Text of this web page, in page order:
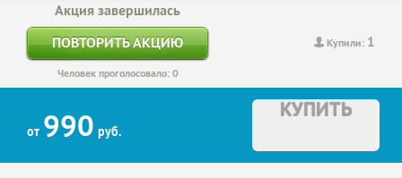
Купили: 1
Акция завершилась
ПОВТОРИТЬ АКЦИЮ
Человек проголосовало: 0
от 990 руб.
КУПИТЬ